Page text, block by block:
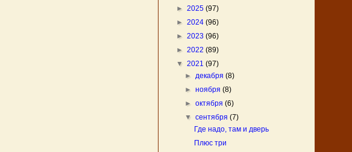
► 2025 (97)
► 2024 (96)
► 2023 (96)
► 2022 (89)
▼ 2021 (97)
►декабря(8)
►ноября(8)
►октября(6)
▼сентября(7)
Где надо, там и дверь
Плюс три